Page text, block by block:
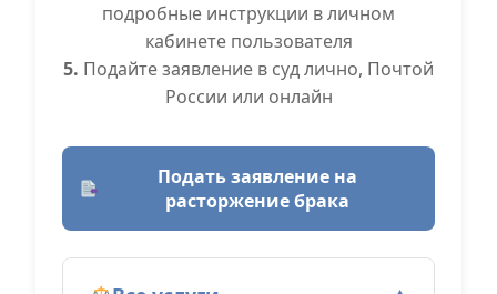
подробные инструкции в личном
кабинете пользователя
5. Подайте заявление в суд лично, Почтой
России или онлайн
Подать заявление на
расторжение брака